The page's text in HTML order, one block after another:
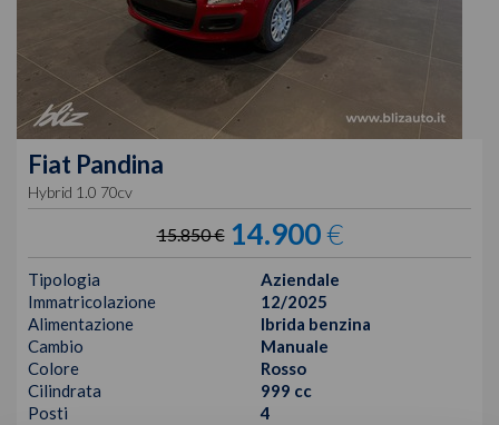
Fiat Pandina
Hybrid 1.0 70cv
15.850 € 14.900€
Tipologia
Aziendale
Immatricolazione
12/2025
Alimentazione
Ibrida benzina
Cambio
Manuale
Colore
Rosso
Cilindrata
999 cc
Posti
4